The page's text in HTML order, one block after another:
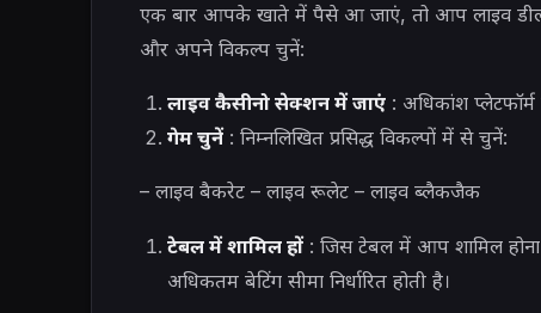
एक बार आपके खाते में पैसे आ जाएं, तो आप लाइव
और अपने विकल्प चुनें:
लाइव कैसीनो सेक्शन में जाएं: अधिकांश प्लेटफॉर्म
गेम चुनें: निम्नलिखित प्रसिद्ध विकल्पों में से चुनें:
– लाइव बैकरेट – लाइव रूलेट – लाइव ब्लैकजैक
टेबल में शामिल हों: जिस टेबल में आप शामिल
अधिकतम बेटिंग सीमा निर्धारित होती है।